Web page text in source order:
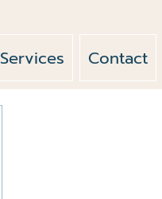
Services Contact